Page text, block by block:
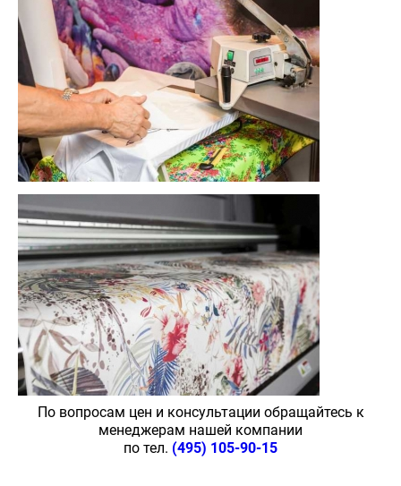
По вопросам цен и консультации обращайтесь к
менеджерам нашей компании
по тел. (495) 105-90-15
Заявка на бесплатные образцы
Ваше имя
Телефон
Ваш телефон
E-mail
Ваш e-mail
ОТПРАВИТЬ